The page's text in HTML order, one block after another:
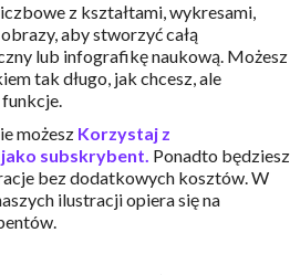
z kształtami, wykresami,
aby stworzyć całą
lub infografikę naukową. Możesz
tak długo, jak chcesz, ale
możesz Korzystaj z
subskrybent. Ponadto będziesz
bez dodatkowych kosztów. W
ilustracji opiera się na